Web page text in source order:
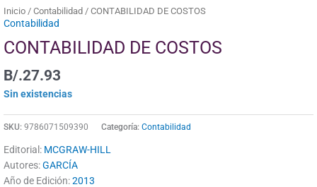
Inicio / Contabilidad / CONTABILIDAD DE COSTOS
Contabilidad
CONTABILIDAD DE COSTOS
B/.27.93
Sin existencias
SKU: 9786071509390 Categoría: Contabilidad
Editorial: MCGRAW-HILL
Autores:GARCÍA
Año de Edición:2013